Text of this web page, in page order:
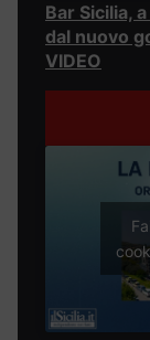
Bar Sicilia,
dal nuovo
VIDEO